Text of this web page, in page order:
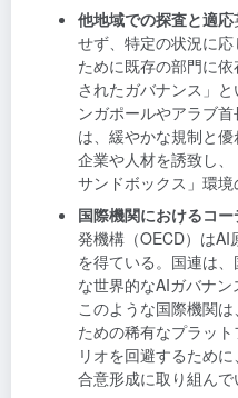
他地域での探査と適応
せず、特定の状況に
ために既存の部門に
されたガバナンス」
ンガポールやアラブ
は、緩やかな規制と
企業や人材を誘致し
サンドボックス」環境
国際機関におけるコ
発機構（OECD）はAI
を得ている。国連は
な世界的なAIガバナン
このような国際機関
ための稀有なプラッ
リオを回避するため
合意形成に取り組んで